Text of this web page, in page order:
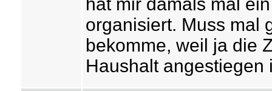
organisiert. Muss mal
bekomme, weil ja die
Haushalt angestiegen